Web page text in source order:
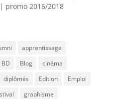
promo 2016/2018
apprentissage
BD Blog
cinéma
diplômés Edition
Emploi
graphisme